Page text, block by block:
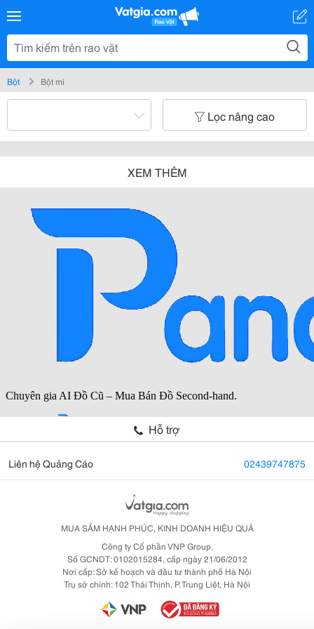
Bột Bột mì
Lọc nâng cao
XEM THÊM
Hỗ trợ
Liên hệ Quảng Cáo 02439747875
MUA SẮM HẠNH PHÚC, KINH DOANH HIỆU QUẢ
Công ty Cổ phần VNP Group.
Số GCNDT: 0102015284, cấp ngày 21/06/2012
Nơi cấp: Sở kế hoạch và đầu tư thành phố Hà Nội
Trụ sở chính: 102 Thái Thịnh, P. Trung Liệt, Hà Nội